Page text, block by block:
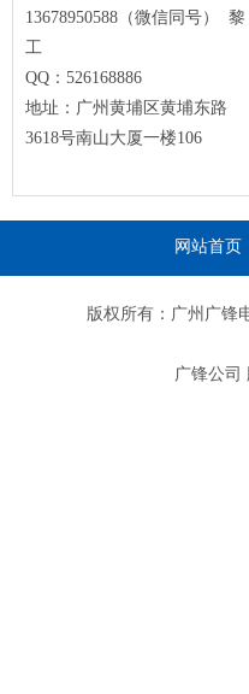
13678950588（微信同号） 黎
工
QQ：526168886
地址：广州黄埔区黄埔东路
3618号南山大厦一楼106
网站首页
版权所有：广州广锋
广锋公司